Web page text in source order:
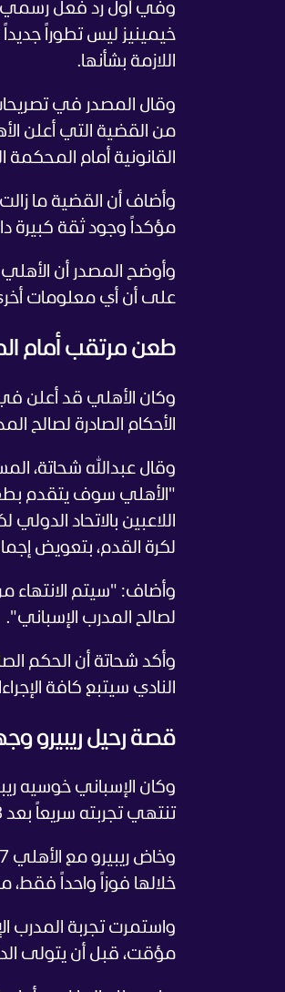
وفي أول رد فعل رسمي
خيمينيز ليس تطوراً جديداً
اللازمة بشأنها.
وقال المصدر في
من القضية التي أعلن
القانونية أمام المحكمة
مؤكداً وجود ثقة كبيرة
وأوضح المصدر أن
على أن أي معلومات أخرى
طعن مرتقب أمام
وكان الأهلي قد أعلن
الأحكام الصادرة لصالح
وقال عبدالله شحاتة،
"الأهلي سوف يتقدم
اللاعبين بالاتحاد
لكرة القدم، بتعويض إجمالي 588 ألف دولار شاملة الشرط الجزائي المنصوص عليه في
لصالح المدرب الإسباني".
وأكد شحاتة أن الحكم
النادي سيتبع كافة
قصة رحيل ريبيرو
وكان الإسباني خوسيه
تنتهي تجربته سريعاً بعد 3 أشهر فقط من توليه المهمة.
خلالها فوزاً واحداً فقط، مقابل
مؤقت، قبل أن يتولى